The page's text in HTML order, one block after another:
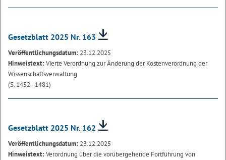
Gesetzblatt 2025 Nr. 163
Veröffentlichungsdatum: 23.12.2025
Hinweistext:Vierte Verordnung zur Änderung der Kostenverordnung der
Wissenschaftsverwaltung
(S. 1452 - 1481)
Gesetzblatt 2025 Nr. 162
Veröffentlichungsdatum: 23.12.2025
Hinweistext:Verordnung über die vorübergehende Fortführung von